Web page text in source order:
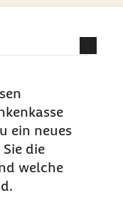
Elternzeit
Elternzeit
der
ein neues
die
welche